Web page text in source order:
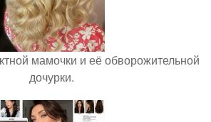
мамочки и её обворожительной
дочурки.